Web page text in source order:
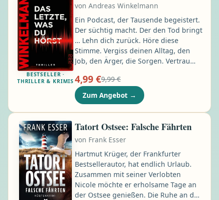
BESTSELLER ·
THRILLER & KRIMIS
von Andreas Winkelmann
Ein Podcast, der Tausende begeistert.
Der süchtig macht. Der den Tod bringt
… Lehn dich zurück. Höre diese
Stimme. Vergiss deinen Alltag, den
Job, den Ärger, die Sorgen. Vertrau
dich. Aber Vorsicht: Wenn du einmal
gefangen bist in dieser Welt, kommst
du nicht mehr hinaus. Diese Stimme –
sie ist das Letzte, was du hörst. Sarah
ist süchtig nach dem Podcast
«Hörgefühlt» …
4,99 €9,99 €
Zum Angebot →
Tatort Ostsee: Falsche Fährten
von Frank Esser
Hartmut Krüger, der Frankfurter
Bestsellerautor, hat endlich Urlaub.
Zusammen mit seiner Verlobten
Nicole möchte er erholsame Tage an
der Ostsee genießen. Die Ruhe an der